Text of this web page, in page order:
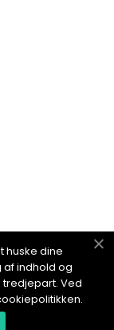
huske dine
af indhold og
Ved